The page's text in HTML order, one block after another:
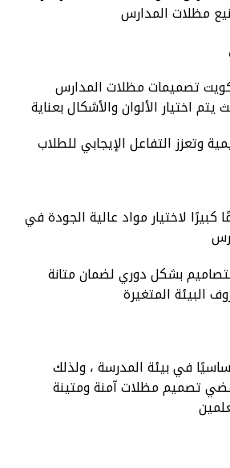
مظلات المدارس
تصميمات مظلات المدارس
يتم اختيار الألوان والأشكال بعناية
وتعزز التفاعل الإيجابي للطلاب
كبيرًا لاختيار مواد عالية الجودة في
بشكل دوري لضمان متانة
البيئة المتغيرة
في بيئة المدرسة ، ولذلك
تصميم مظلات آمنة ومتينة